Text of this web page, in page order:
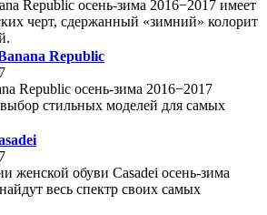
Republic осень-зима 2016−2017 имеет
черт, сдержанный «зимний» колорит
Republic
Republic осень-зима 2016−2017
стильных моделей для самых
женской обуви Casadei осень-зима
весь спектр своих самых